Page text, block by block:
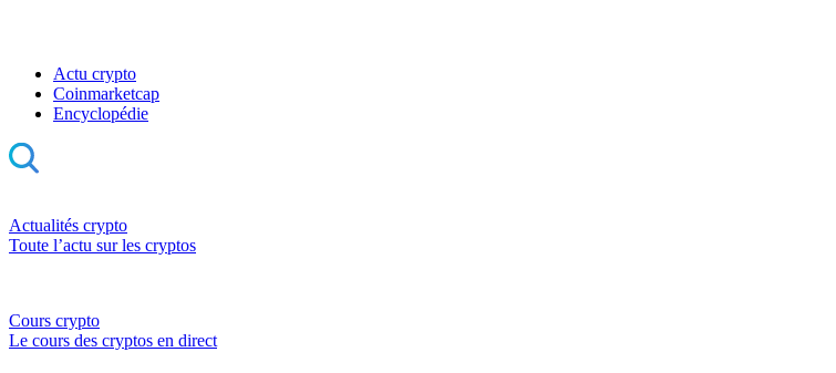
Actu crypto
Coinmarketcap
Encyclopédie
Actualités crypto
Toute l’actu sur les cryptos
Cours crypto
Le cours des cryptos en direct